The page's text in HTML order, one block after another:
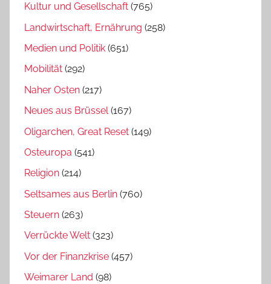
Kultur und Gesellschaft (765)
Landwirtschaft, Ernährung (258)
Medien und Politik (651)
Mobilität (292)
Naher Osten (217)
Neues aus Brüssel(167)
Oligarchen, Great Reset (149)
Osteuropa (541)
Religion (214)
Seltsames aus Berlin (760)
Steuern (263)
Verrückte Welt (323)
Vor der Finanzkrise (457)
Weimarer Land (98)